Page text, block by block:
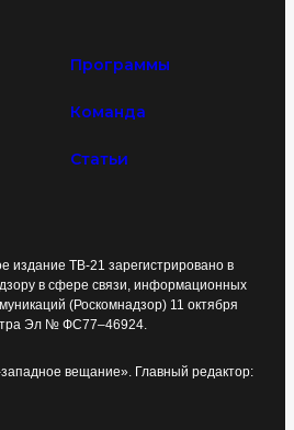
Программы
Команда
Статьи
издание ТВ-21 зарегистрировано в
в сфере связи, информационных
(Роскомнадзор) 11 октября
Эл № ФС77–46924.
вещание». Главный редактор: